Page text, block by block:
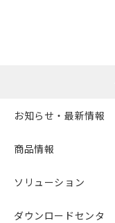
お知らせ・最新情報
商品情報
ソリューション
ダウンロードセンタ